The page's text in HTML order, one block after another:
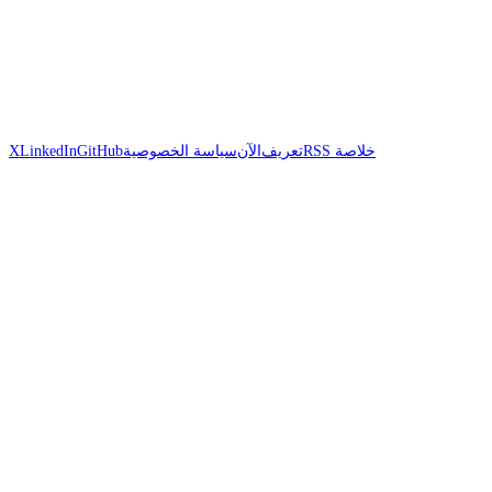
خلاصة RSS تعريفالآنسياسة الخصوصيةGitHub
LinkedIn
X